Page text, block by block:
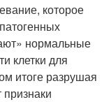
которое
нормальные
клетки для
итоге разрушая
признаки